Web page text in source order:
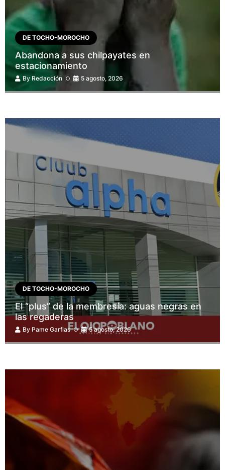
DE TOCHO-MOROCHO
Abandona a sus chilpayates en
estacionamiento
By Redacción 5 agosto, 2026
DE TOCHO-MOROCHO
El “plus” de la membresía: aguas negras en
las regaderas
By Pame Garfias 5 agosto, 2026